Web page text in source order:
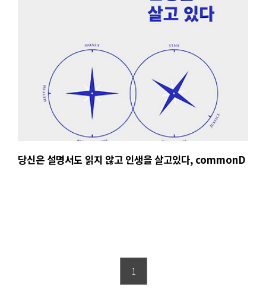
당신은 설명서도 읽지 않고 인생을 살고있다, commonD
1